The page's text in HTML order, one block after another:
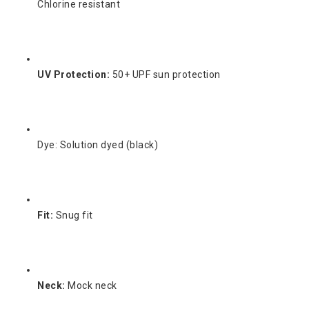
Chlorine resistant
UV Protection: 50+ UPF sun protection
Dye: Solution dyed (black)
Fit: Snug fit
Neck: Mock neck